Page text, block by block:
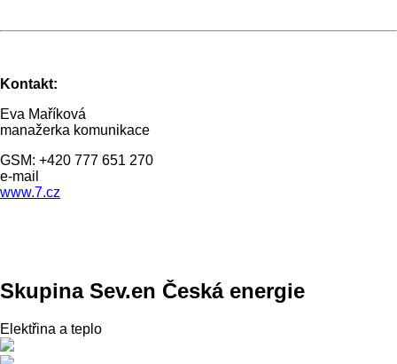
Kontakt:
Eva Maříková
manažerka komunikace
GSM: +420 777 651 270
e-mail
www.7.cz
Skupina Sev.en Česká energie
Elektřina a teplo